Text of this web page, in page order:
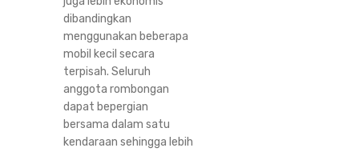
dibandingkan
menggunakan beberapa
mobil kecil secara
terpisah. Seluruh
anggota rombongan
dapat bepergian
bersama dalam satu
kendaraan sehingga lebih